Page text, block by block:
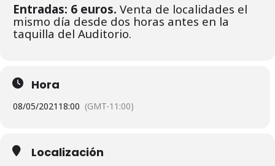
Entradas: 6 euros. Venta de localidades el
mismo día desde dos horas antes en la
taquilla del Auditorio.
Hora
08/05/2021 18:00 (GMT-11:00)
Localización